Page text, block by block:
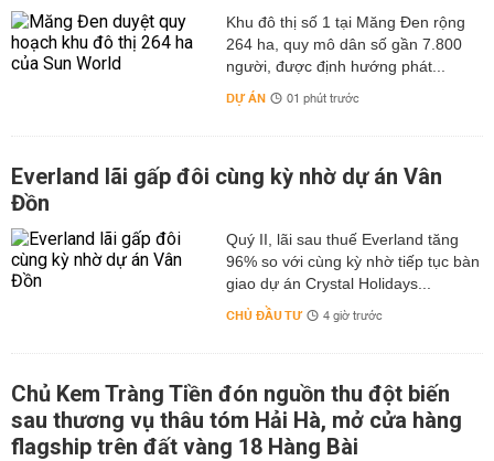
Khu đô thị số 1 tại Măng Đen rộng
264 ha, quy mô dân số gần 7.800
người, được định hướng phát...
DỰ ÁN 01 phút trước
Everland lãi gấp đôi cùng kỳ nhờ dự án Vân
Đồn
Quý II, lãi sau thuế Everland tăng
96% so với cùng kỳ nhờ tiếp tục bàn
giao dự án Crystal Holidays...
CHỦ ĐẦU TƯ 4 giờ trước
Chủ Kem Tràng Tiền đón nguồn thu đột biến
sau thương vụ thâu tóm Hải Hà, mở cửa hàng
flagship trên đất vàng 18 Hàng Bài